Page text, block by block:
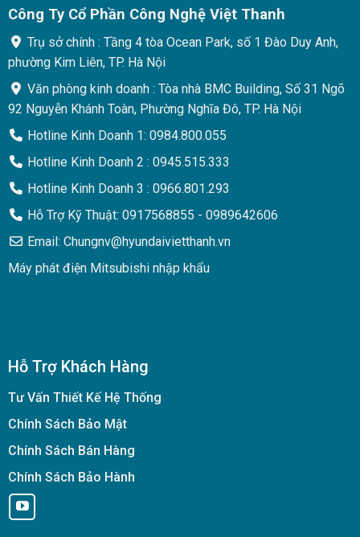
Công Ty Cổ Phần Công Nghệ Việt Thanh
Trụ sở chính : Tầng 4 tòa Ocean Park, số 1 Đào Duy Anh,
phường Kim Liên, TP. Hà Nội
Văn phòng kinh doanh : Tòa nhà BMC Building, Số 31 Ngõ
92 Nguyễn Khánh Toàn, Phường Nghĩa Đô, TP. Hà Nội
Hotline Kinh Doanh 1: 0984.800.055
Hotline Kinh Doanh 2 : 0945.515.333
Hotline Kinh Doanh 3 : 0966.801.293
Hỗ Trợ Kỹ Thuật: 0917568855 - 0989642606
Email: Chungnv@hyundaivietthanh.vn
Máy phát điện Mitsubishi nhập khẩu
Hỗ Trợ Khách Hàng
Tư Vấn Thiết Kế Hệ Thống
Chính Sách Bảo Mật
Chính Sách Bán Hàng
Chính Sách Bảo Hành